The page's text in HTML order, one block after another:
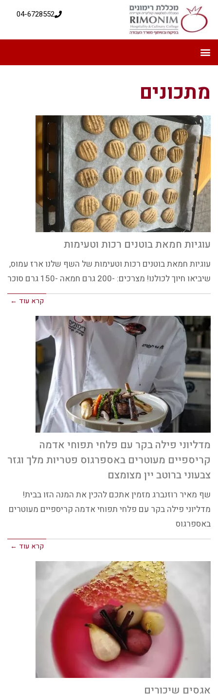
04-6728552
מתכונים
עוגיות חמאת בוטנים רכות וטעימות
עוגיות חמאת בוטנים רכות וטעימות של השף שלנו ארז עמוס,
שיביאו חיוך לכולנו! מצרכים: -200 גרם חמאה -150 גרם סוכר
קרא עוד ←
מדליוני פילה בקר עם פלחי תפוחי אדמה
קריספיים מעוטרים באספרגוס פטריות מלך וגזר
צבעוני ברוטב יין מצומצם
שף מאיר רוזנברג מזמין אתכם להכין את המנה הזו בבית!
מדליוני פילה בקר עם פלחי תפוחי אדמה קריספיים מעוטרים
באספרגוס
קרא עוד ←
אגסים שיכורים